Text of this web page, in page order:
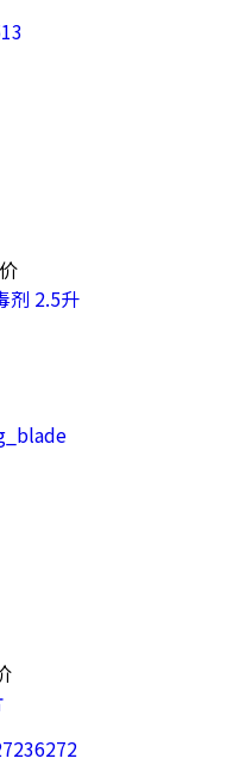
剂 2.5升